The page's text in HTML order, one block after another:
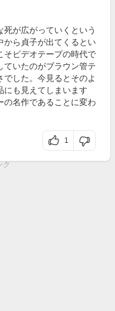
が広がっていくという
から貞子が出てくるとい
そビデオテープの時代で
ていたのがブラウン管テ
した。今見るとそのよ
にも見えてしまいます
の名作であることに変わ
1
ク